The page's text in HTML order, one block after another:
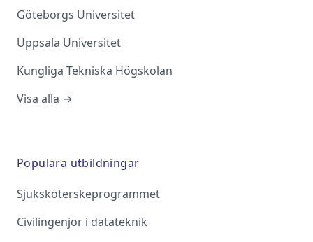
Göteborgs Universitet
Uppsala Universitet
Kungliga Tekniska Högskolan
Visa alla →
Populära utbildningar
Sjuksköterskeprogrammet
Civilingenjör i datateknik